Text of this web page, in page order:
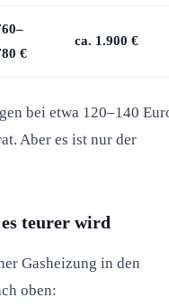
€
ca. 1.900 €
bei etwa 120–140
Aber es ist nur der
teurer wird
Gasheizung in den
oben: